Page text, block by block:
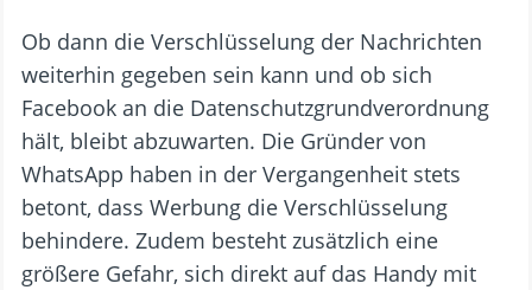
Ob dann die Verschlüsselung der Nachrichten
weiterhin gegeben sein kann und ob sich
Facebook an die Datenschutzgrundverordnung
hält, bleibt abzuwarten. Die Gründer von
WhatsApp haben in der Vergangenheit stets
betont, dass Werbung die Verschlüsselung
behindere. Zudem besteht zusätzlich eine
größere Gefahr, sich direkt auf das Handy mit